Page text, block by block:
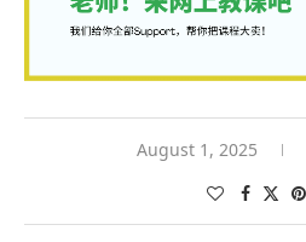
August 1, 2025